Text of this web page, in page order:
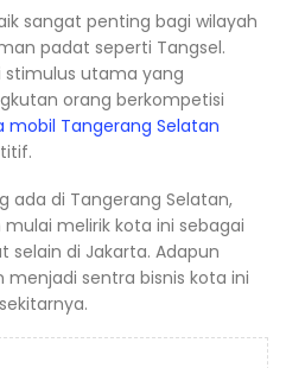
sangat penting bagi wilayah
padat seperti Tangsel.
stimulus utama yang
orang berkompetisi
mobil Tangerang Selatan
ada di Tangerang Selatan,
melirik kota ini sebagai
selain di Jakarta. Adapun
sentra bisnis kota ini